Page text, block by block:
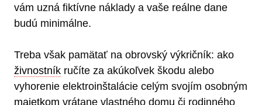
vám uzná fiktívne náklady a vaše reálne dane
budú minimálne.
Treba však pamätať na obrovský výkričník: ako
živnostník ručíte za akúkoľvek škodu alebo
vyhorenie elektroinštalácie celým svojím osobným
majetkom vrátane vlastného domu či rodinného